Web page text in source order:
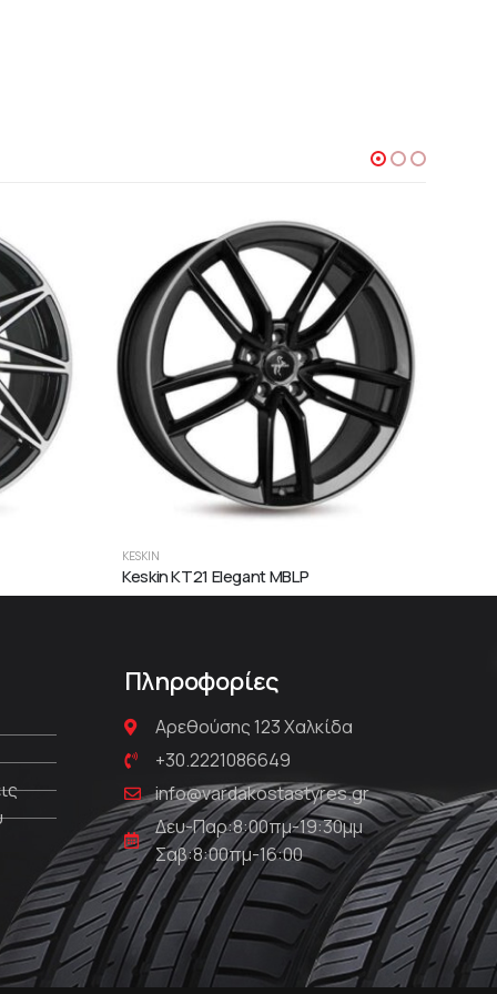
KESKIN
Keskin KT21 Elegant MBLP
Πληροφορίες
Αρεθούσης 123 Χαλκίδα
+30.2221086649
info@vardakostastyres.gr
Δευ-Παρ:8:00πμ-19:30μμ
Σαβ:8:00πμ-16:00